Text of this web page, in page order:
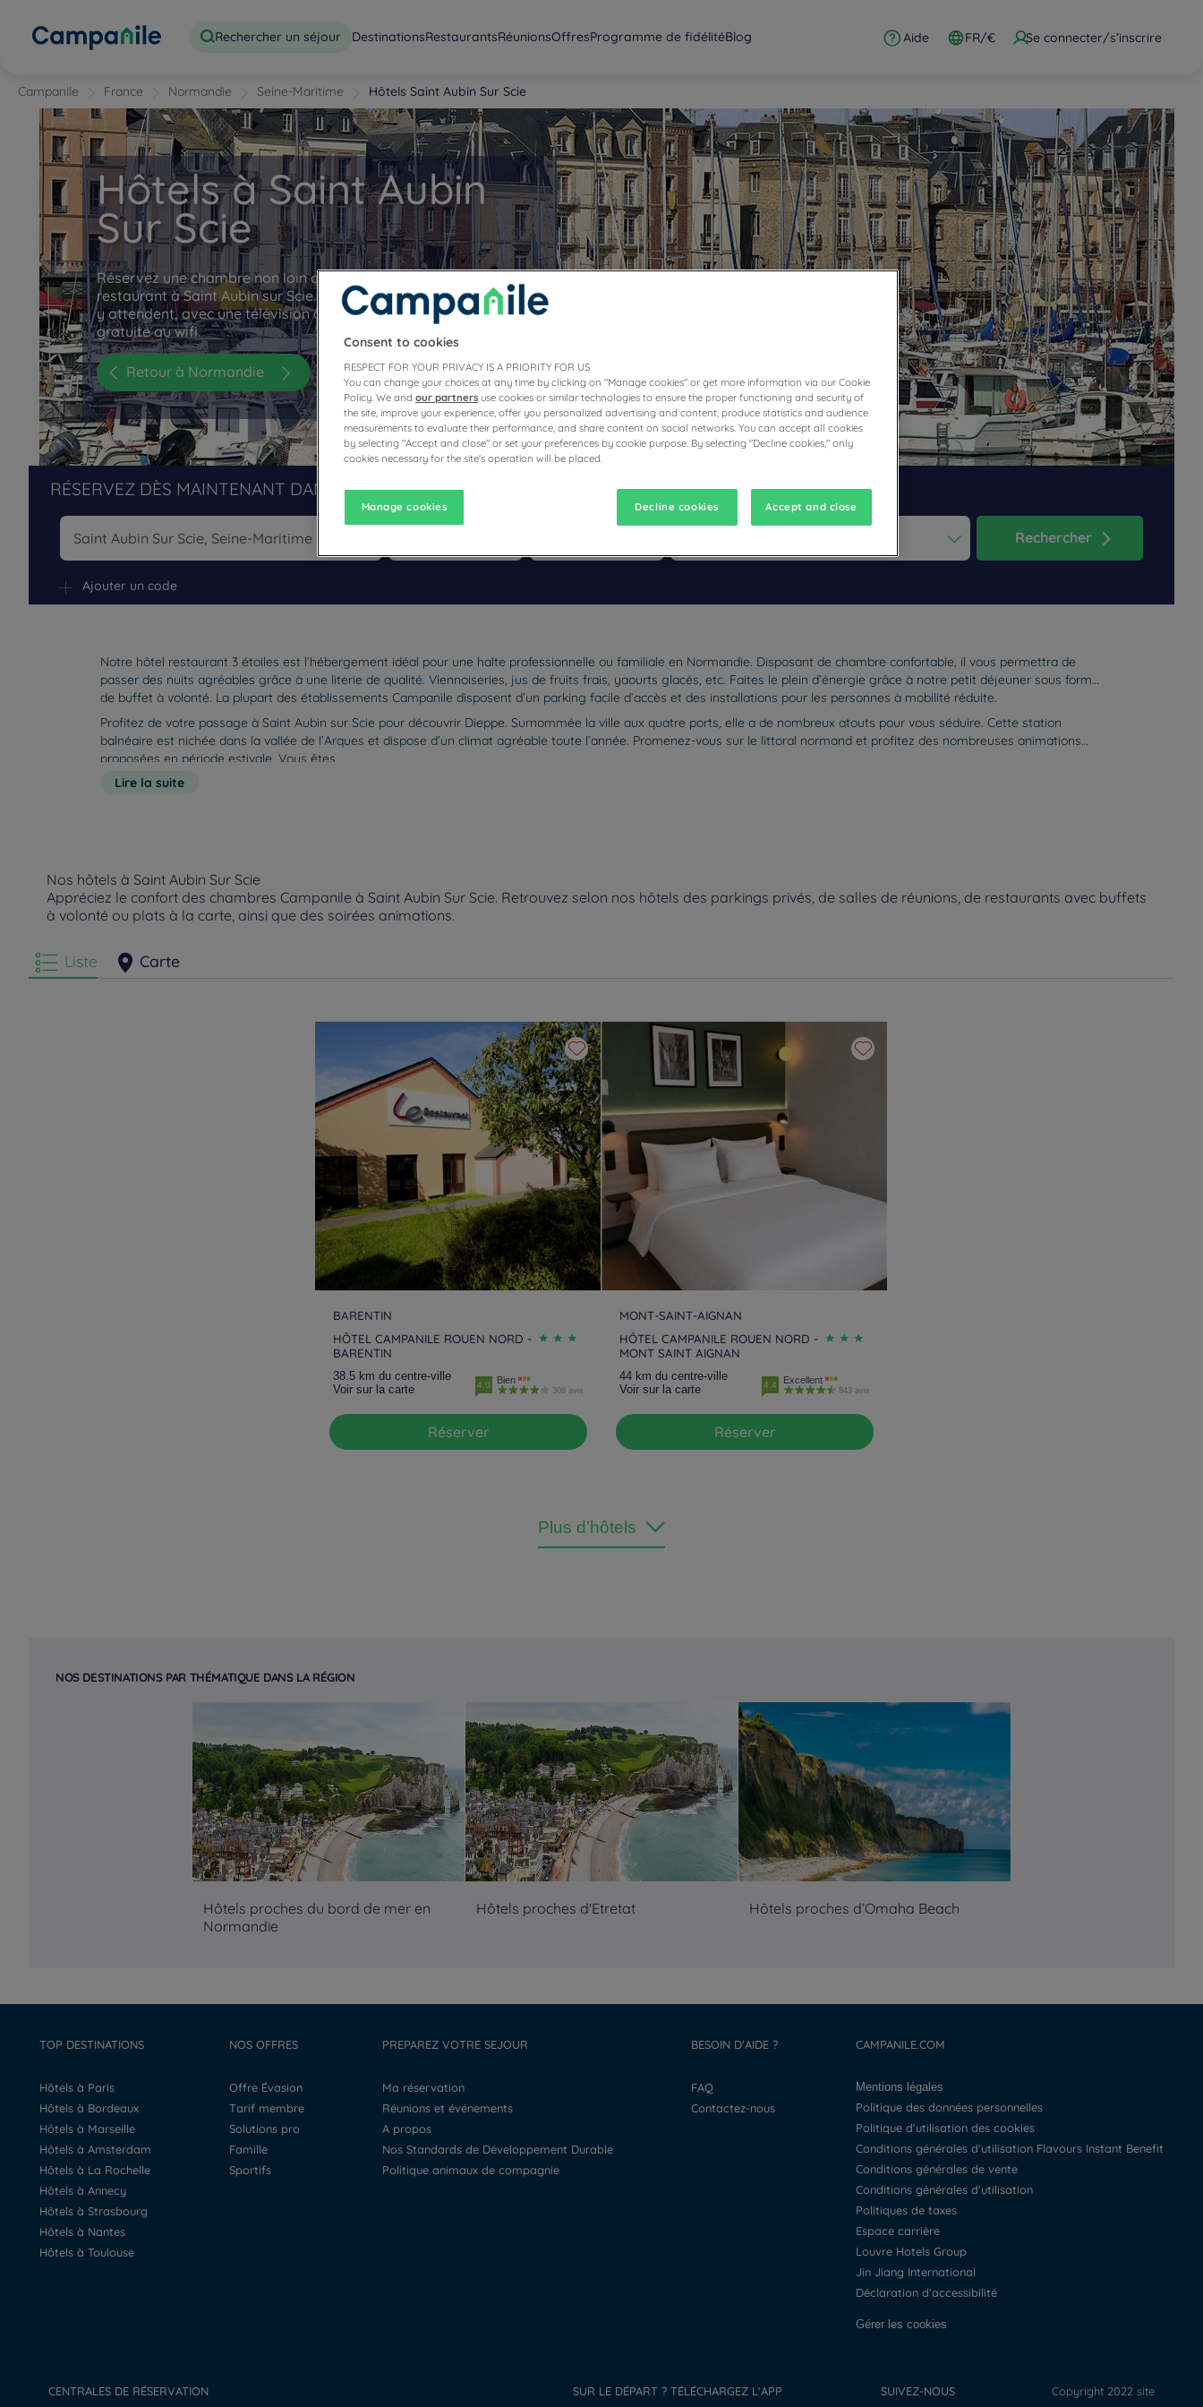
Rechercher un séjour DestinationsRestaurantsRéunionsOffresProgramme de fidélitéBlog Aide FR/€ Se connecter/s’inscrire
Campanile France Normandie Seine-Maritime Hôtels Saint Aubin Sur Scie
Hôtels à Saint Aubin
Sur Scie
Réservez une chambre non loin de Dieppe dans notre hôtel
restaurant à Saint Aubin sur Scie. Des chambres confortables vous
y attendent, avec une télévision à écran plat et une connexion
gratuite au wifi.
Retour à Normandie
RÉSERVEZ DÈS MAINTENANT DANS NOS HÔTELS RESTAURANTS CAMPANILE
Rechercher
Ajouter un code
Notre hôtel restaurant 3 étoiles est l’hébergement idéal pour une halte professionnelle ou familiale en Normandie. Disposant de chambre confortable, il vous permettra de
passer des nuits agréables grâce à une literie de qualité. Viennoiseries, jus de fruits frais, yaourts glacés, etc. Faites le plein d’énergie grâce à notre petit déjeuner sous forme
de buffet à volonté. La plupart des établissements Campanile disposent d’un parking facile d’accès et des installations pour les personnes à mobilité réduite.
Profitez de votre passage à Saint Aubin sur Scie pour découvrir Dieppe. Surnommée la ville aux quatre ports, elle a de nombreux atouts pour vous séduire. Cette station
balnéaire est nichée dans la vallée de l’Arques et dispose d’un climat agréable toute l’année. Promenez-vous sur le littoral normand et profitez des nombreuses animations
proposées en période estivale. Vous êtes
Lire la suite
Nos hôtels à Saint Aubin Sur Scie
Appréciez le confort des chambres Campanile à Saint Aubin Sur Scie. Retrouvez selon nos hôtels des parkings privés, de salles de réunions, de restaurants avec buffets
à volonté ou plats à la carte, ainsi que des soirées animations.
Liste Carte
BARENTIN
HÔTEL CAMPANILE ROUEN NORD -
BARENTIN
38.5 km du centre-ville
Voir sur la carte
4.0 Bien
308 avis
Réserver
MONT-SAINT-AIGNAN
HÔTEL CAMPANILE ROUEN NORD -
MONT SAINT AIGNAN
44 km du centre-ville
Voir sur la carte
4.4 Excellent
843 avis
Réserver
Plus d’hôtels
NOS DESTINATIONS PAR THÉMATIQUE DANS LA RÉGION
Hôtels proches du bord de mer en
Normandie
Hôtels proches d'Etretat Hôtels proches d’Omaha Beach
TOP DESTINATIONS
Hôtels à Paris
Hôtels à Bordeaux
Hôtels à Marseille
Hôtels à Amsterdam
Hôtels à La Rochelle
Hôtels à Annecy
Hôtels à Strasbourg
Hôtels à Nantes
Hôtels à Toulouse
NOS OFFRES
Offre Évasion
Tarif membre
Solutions pro
Famille
Sportifs
PREPAREZ VOTRE SEJOUR
Ma réservation
Réunions et événements
A propos
Nos Standards de Développement Durable
Politique animaux de compagnie
BESOIN D'AIDE ?
FAQ
Contactez-nous
CAMPANILE.COM
Mentions légales
Politique des données personnelles
Politique d'utilisation des cookies
Conditions générales d'utilisation Flavours Instant Benefit
Conditions générales de vente
Conditions générales d'utilisation
Politiques de taxes
Espace carrière
Louvre Hotels Group
Jin Jiang International
Déclaration d'accessibilité
Gérer les cookies
CENTRALES DE RÉSERVATION SUR LE DÉPART ? TÉLÉCHARGEZ L'APP SUIVEZ-NOUS Copyright 2022 site
Consent to cookies
RESPECT FOR YOUR PRIVACY IS A PRIORITY FOR US
You can change your choices at any time by clicking on "Manage cookies" or get more information via our Cookie
Policy. We and our partners use cookies or similar technologies to ensure the proper functioning and security of
the site, improve your experience, offer you personalized advertising and content, produce statistics and audience
measurements to evaluate their performance, and share content on social networks. You can accept all cookies
by selecting "Accept and close" or set your preferences by cookie purpose. By selecting "Decline cookies," only
cookies necessary for the site's operation will be placed.
Manage cookies Decline cookies Accept and close